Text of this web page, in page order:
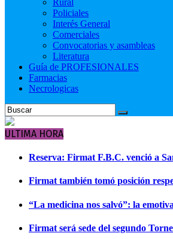
Policiales
Interés General
Comerciales
Convocatorias y asambleas
Literatura
Guía de PROFESIONALES
Farmacias
Necrologicas
ULTIMA HORA
Reserva: Firmat F.B.C. venció a
Firmat también tomó posición
“La medicina nos salvó”: la
Firmat será sede del segundo